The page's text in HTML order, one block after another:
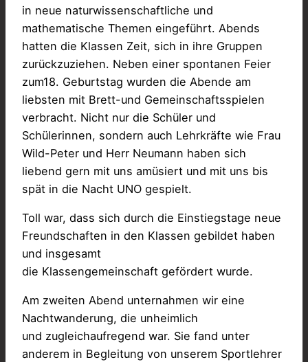
in neue naturwissenschaftliche und
mathematische Themen eingeführt. Abends
hatten die Klassen Zeit, sich in ihre Gruppen
zurückzuziehen. Neben einer spontanen Feier
zum18. Geburtstag wurden die Abende am
liebsten mit Brett-und Gemeinschaftsspielen
verbracht. Nicht nur die Schüler und
Schülerinnen, sondern auch Lehrkräfte wie Frau
Wild-Peter und Herr Neumann haben sich
liebend gern mit uns amüsiert und mit uns bis
spät in die Nacht UNO gespielt.
Toll war, dass sich durch die Einstiegstage neue
Freundschaften in den Klassen gebildet haben
und insgesamt
die Klassengemeinschaft gefördert wurde.
Am zweiten Abend unternahmen wir eine
Nachtwanderung, die unheimlich
und zugleichaufregend war. Sie fand unter
anderem in Begleitung von unserem Sportlehrer